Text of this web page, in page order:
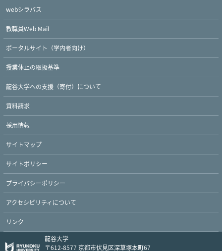
webシラバス
教職員Web Mail
ポータルサイト（学内者向け）
授業休止の取扱基準
龍谷大学への支援（寄付）について
資料請求
採用情報
サイトマップ
サイトポリシー
プライバシーポリシー
アクセシビリティについて
リンク
龍谷大学
〒612-8577 京都市伏見区深草塚本町67